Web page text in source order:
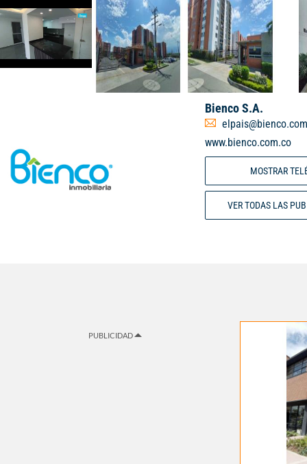
Bienco S.A.
www.bienco.com.co
MOSTRAR
VER TODAS LAS
PUBLICIDAD